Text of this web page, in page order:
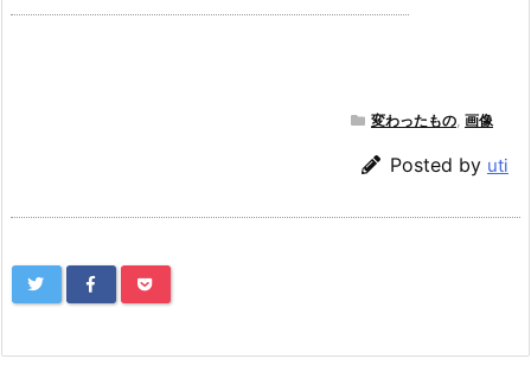
変わったもの 画像
Posted by uti